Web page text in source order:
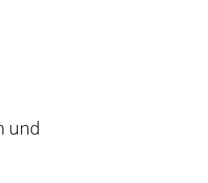
und